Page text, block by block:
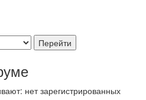
нет зарегистрированных